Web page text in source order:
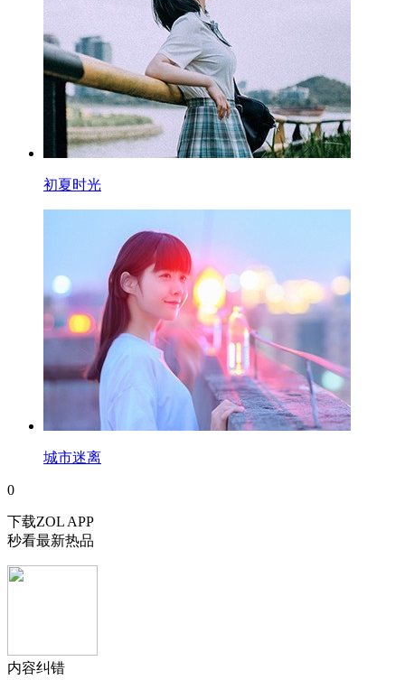
初夏时光
城市迷离
0
下载ZOL APP
秒看最新热品
内容纠错